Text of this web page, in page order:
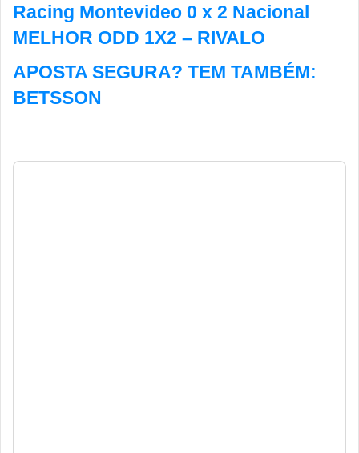
Racing Montevideo 0 x 2 Nacional
MELHOR ODD 1X2 – RIVALO
APOSTA SEGURA? TEM TAMBÉM:
BETSSON